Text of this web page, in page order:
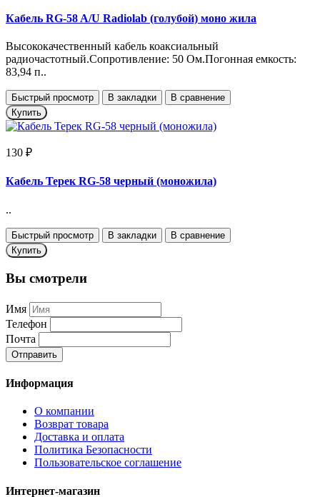
Кабель RG-58 A/U Radiolab (голубой) моно жила
Высококачественный кабель коаксиальный
радиочастотный.Сопротивление: 50 Ом.Погонная емкость:
83,94 п..
Быстрый просмотр В закладки
В сравнение
Купить
130 ₽
Кабель Терек RG-58 черный (моножила)
..
Быстрый просмотр В закладки
В сравнение
Купить
Вы смотрели
Имя
Телефон
Почта
Отправить
Информация
О компании
Возврат товара
Доставка и оплата
Политика Безопасности
Пользовательское соглашение
Интернет-магазин